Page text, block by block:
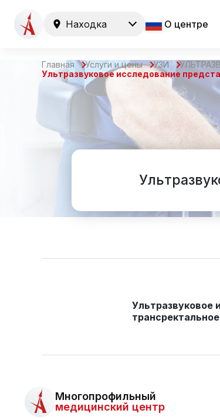
Находка О центре
Главная Услуги и цены УЗИ
Ультразвуковое исследование
Ультразвуковое
трансректальное
Многопрофильный
медицинский центр